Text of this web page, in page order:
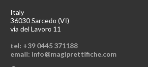
Italy
36030 Sarcedo (VI)
via del Lavoro 11
tel: +39 0445 371188
email: info@magiprettifiche.com